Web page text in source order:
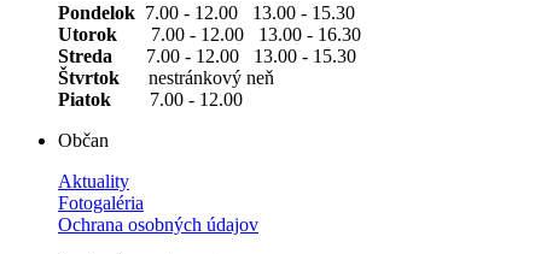
Pondelok 7.00 - 12.00 13.00 - 15.30
Utorok
7.00 - 12.00 13.00 - 16.30
Streda 7.00 - 12.00 13.00 - 15.30
Štvrtok
nestránkový neň
Piatok 7.00 - 12.00
Občan
Aktuality
Fotogaléria
Ochrana osobných údajov